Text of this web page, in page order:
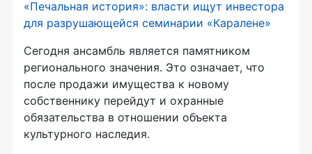
«Печальная история»: власти ищут инвестора
для разрушающейся семинарии «Каралене»
Сегодня ансамбль является памятником
регионального значения. Это означает, что
после продажи имущества к новому
собственнику перейдут и охранные
обязательства в отношении объекта
культурного наследия.